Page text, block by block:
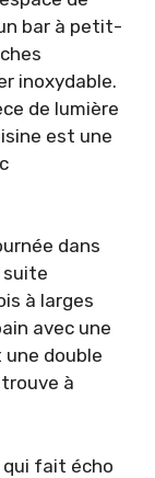
bar à petit-
inoxydable.
de lumière
est une
dans
suite
à larges
avec une
une double
à
qui fait écho